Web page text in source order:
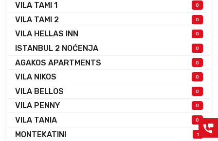
VILA TAMI 1 0
VILA TAMI 2 0
VILA HELLAS INN 0
ISTANBUL 2 NOĆENJA 0
AGAKOS APARTMENTS 0
VILA NIKOS 0
VILA BELLOS 0
VILA PENNY 0
VILA TANIA 0
MONTEKATINI 1